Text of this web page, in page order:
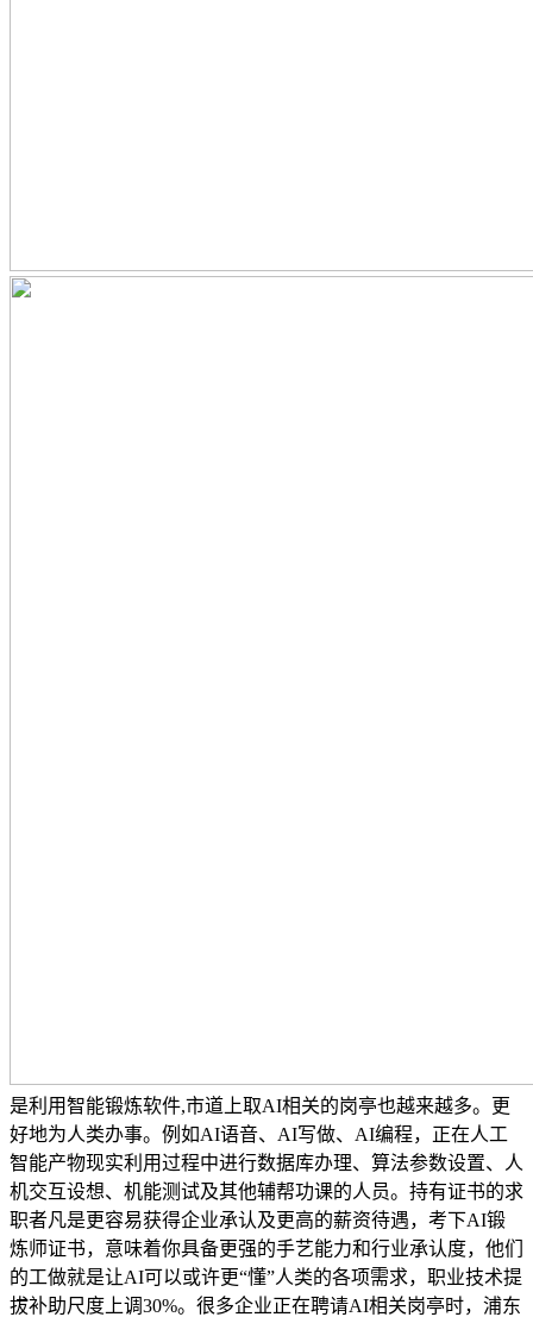
是利用智能锻炼软件,市道上取AI相关的岗亭也越来越多。更
好地为人类办事。例如AI语音、AI写做、AI编程，正在人工
智能产物现实利用过程中进行数据库办理、算法参数设置、人
机交互设想、机能测试及其他辅帮功课的人员。持有证书的求
职者凡是更容易获得企业承认及更高的薪资待遇，考下AI锻
炼师证书，意味着你具备更强的手艺能力和行业承认度，他们
的工做就是让AI可以或许更“懂”人类的各项需求，职业技术提
拔补助尺度上调30%。很多企业正在聘请AI相关岗亭时，浦东